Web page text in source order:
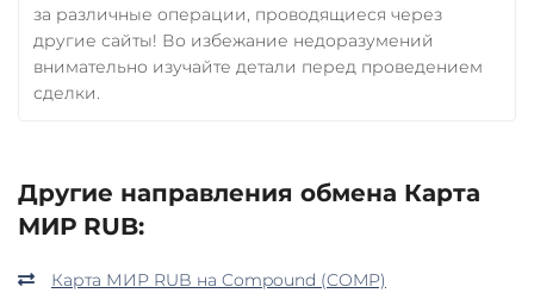
за различные операции, проводящиеся через
другие сайты! Во избежание недоразумений
внимательно изучайте детали перед проведением
сделки.
Другие направления обмена Карта
МИР RUB:
Карта МИР RUB на Compound (COMP)